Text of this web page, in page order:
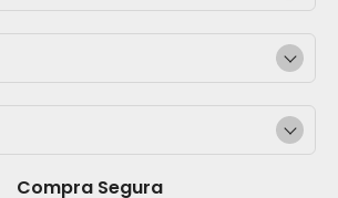
Compra Segura